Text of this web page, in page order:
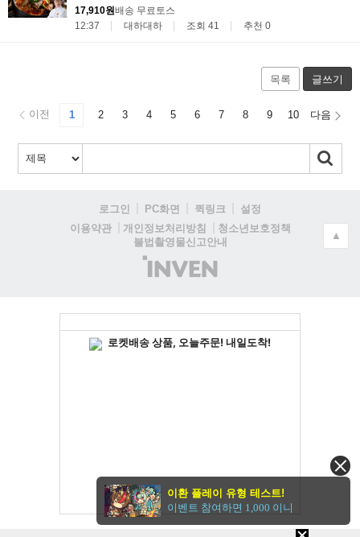
17,910원배송 무료토스
12:37
대하대하 조회 41 추천 0
목록 글쓰기
이전 1 2 3 4 5 6 7 8 9 10 다음
로그인 PC화면 퀵링크
설정
이용약관
개인정보처리방침
청소년보호정책
불법촬영물신고안내
(주)
인
▲
이환 플레이 유형 테스트!
이벤트 참여하면 1,000 이니